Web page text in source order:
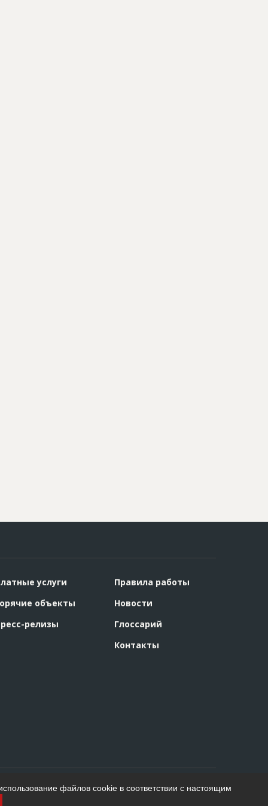
услуги
объекты
релизы
Правила работы
Новости
Глоссарий
Контакты
файлов cookie в соответствии с настоящим